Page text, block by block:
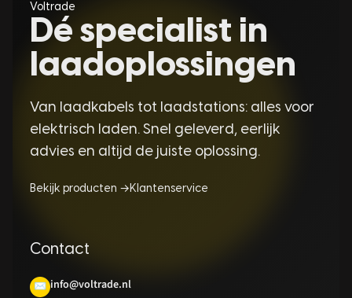
Voltrade
Dé specialist in
laadoplossingen
Van laadkabels tot laadstations: alles voor
elektrisch laden. Snel geleverd, eerlijk
advies en altijd de juiste oplossing.
Bekijk producten → Klantenservice
Contact
✉ info@voltrade.nl